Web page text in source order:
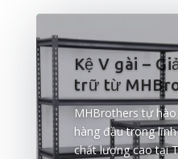
Kệ V gài –
trữ từ
MHBrothers tự
hàng đầu trong
chất lượng cao tại